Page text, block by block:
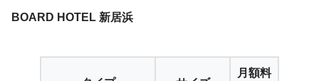
BOARD HOTEL 新居浜
月額料